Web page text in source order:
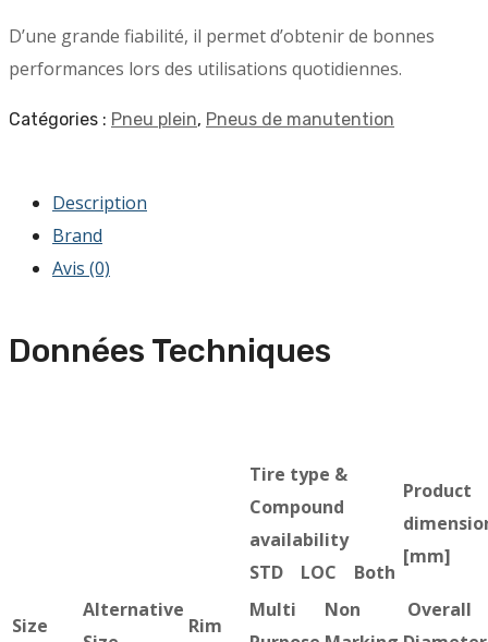
D’une grande fiabilité, il permet d’obtenir de bonnes
performances lors des utilisations quotidiennes.
Catégories : Pneu plein, Pneus de manutention
Description
Brand
Avis (0)
Données Techniques
Tire type &
Compound
availability
STD LOC Both
Product
[mm]
Size
Alternative
Rim
Multi
Non
Overall